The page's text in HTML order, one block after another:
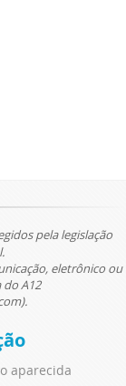
pela legislação
eletrônico ou
A12
aparecida